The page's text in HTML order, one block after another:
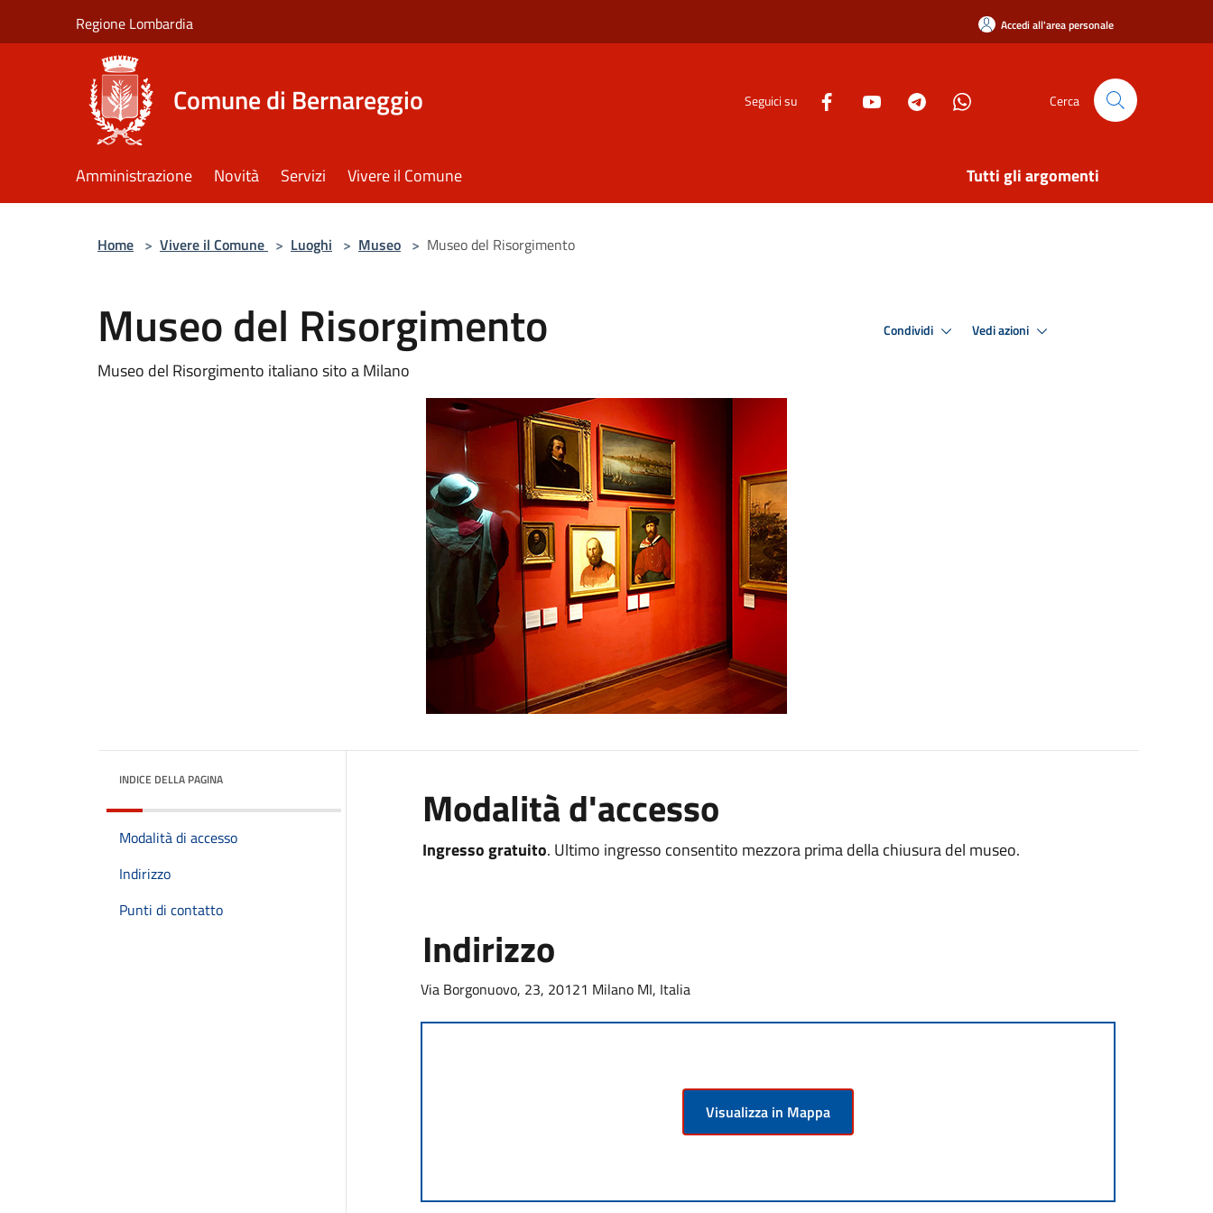
Regione Lombardia Accedi all'area personale
Comune di Bernareggio Seguici su Cerca
Amministrazione Novità Servizi Vivere il Comune Tutti gli argomenti
Home > Vivere il Comune > Luoghi > Museo > Museo del Risorgimento
Museo del Risorgimento
Museo del Risorgimento italiano sito a Milano
Condividi Vedi azioni
INDICE DELLA PAGINA
Modalità di accesso
Indirizzo
Punti di contatto
Modalità d'accesso
Ingresso gratuito. Ultimo ingresso consentito mezzora prima della chiusura del museo.
Indirizzo
Via Borgonuovo, 23, 20121 Milano MI, Italia
Visualizza in Mappa